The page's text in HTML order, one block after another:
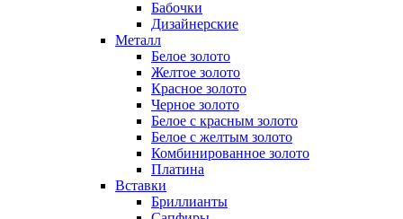
Бабочки
Дизайнерские
Металл
Белое золото
Желтое золото
Красное золото
Черное золото
Белое с красным золото
Белое с желтым золото
Комбинированное золото
Платина
Вставки
Бриллианты